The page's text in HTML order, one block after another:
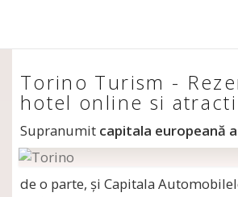
Torino Turism -
hotel online si
Supranumit capitala europeană
de o parte, şi Capitala